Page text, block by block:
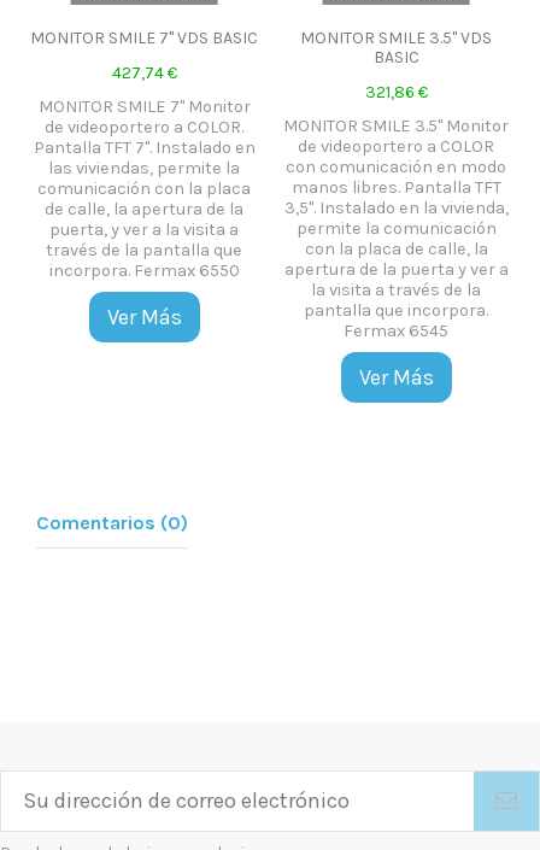
MONITOR SMILE 7" VDS BASIC
427,74 €
MONITOR SMILE 7" Monitor
de videoportero a COLOR.
Pantalla TFT 7". Instalado en
las viviendas, permite la
comunicación con la placa
de calle, la apertura de la
puerta, y ver a la visita a
través de la pantalla que
incorpora. Fermax 6550
Ver Más
MONITOR SMILE 3.5" VDS
BASIC
321,86 €
MONITOR SMILE 3.5" Monitor
de videoportero a COLOR
con comunicación en modo
manos libres. Pantalla TFT
3,5". Instalado en la vivienda,
permite la comunicación
con la placa de calle, la
apertura de la puerta y ver a
la visita a través de la
pantalla que incorpora.
Fermax 6545
Ver Más
Comentarios (0)